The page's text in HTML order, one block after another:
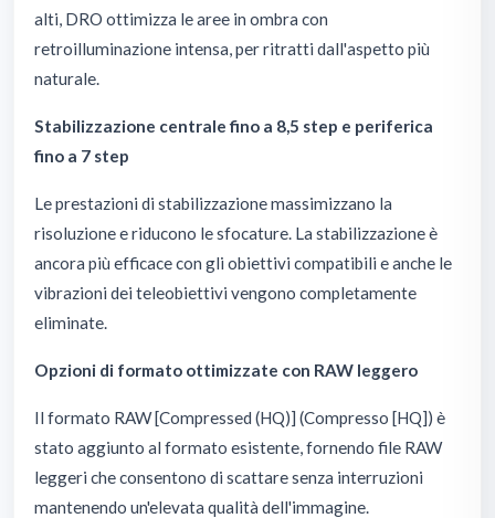
alti, DRO ottimizza le aree in ombra con
retroilluminazione intensa, per ritratti dall'aspetto più
naturale.
Stabilizzazione centrale fino a 8,5 step e periferica
fino a 7 step
Le prestazioni di stabilizzazione massimizzano la
risoluzione e riducono le sfocature. La stabilizzazione è
ancora più efficace con gli obiettivi compatibili e anche le
vibrazioni dei teleobiettivi vengono completamente
eliminate.
Opzioni di formato ottimizzate con RAW leggero
Il formato RAW [Compressed (HQ)] (Compresso [HQ]) è
stato aggiunto al formato esistente, fornendo file RAW
leggeri che consentono di scattare senza interruzioni
mantenendo un'elevata qualità dell'immagine.